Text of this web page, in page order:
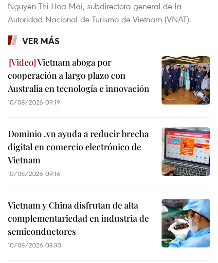
Nguyen Thi Hoa Mai, subdirectora general de la
Autoridad Nacional de Turismo de Vietnam (VNAT).
VER MÁS
Vietnam aboga por
cooperación a largo plazo con
Australia en tecnología e innovación
10/08/2026 09:19
Dominio .vn ayuda a reducir brecha
digital en comercio electrónico de
Vietnam
10/08/2026 09:16
Vietnam y China disfrutan de alta
complementariedad en industria de
semiconductores
10/08/2026 08:30